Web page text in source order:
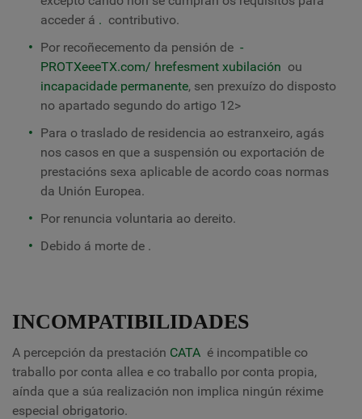
acceder á . contributivo.
Por recoñecemento da pensión de -
PROTXeeeTX.com/ hrefesment xubilación ou
incapacidade permanente, sen prexuízo do disposto
no apartado segundo do artigo 12>
Para o traslado de residencia ao estranxeiro, agás
nos casos en que a suspensión ou exportación de
prestacións sexa aplicable de acordo coas normas
da Unión Europea.
Por renuncia voluntaria ao dereito.
Debido á morte de .
INCOMPATIBILIDADES
A percepción da prestación CATA é incompatible co
traballo por conta allea e co traballo por conta propia,
aínda que a súa realización non implica ningún réxime
especial obrigatorio.